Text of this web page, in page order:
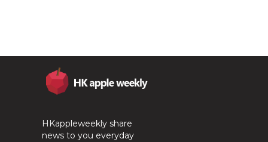
HKappleweekly share
news to you everyday